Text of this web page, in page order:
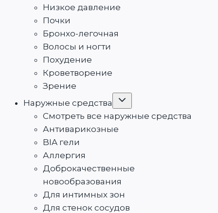
Низкое давление
Почки
Бронхо-легочная
Волосы и ногти
Похудение
Кроветворение
Зрение
Наружные средства
Переключить
Смотреть все наружные средства
Антиварикозные
BIA гели
Аллергия
Доброкачественные
новообразования
Для интимных зон
Для стенок сосудов